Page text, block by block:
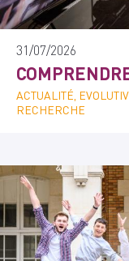
31/07/2026
ACTUALITÉ,
RECHERCHE